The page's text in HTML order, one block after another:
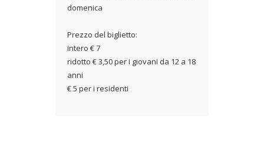
domenica
Prezzo del biglietto:
intero € 7
ridotto € 3,50 per i giovani da 12 a 18
anni
€ 5 per i residenti